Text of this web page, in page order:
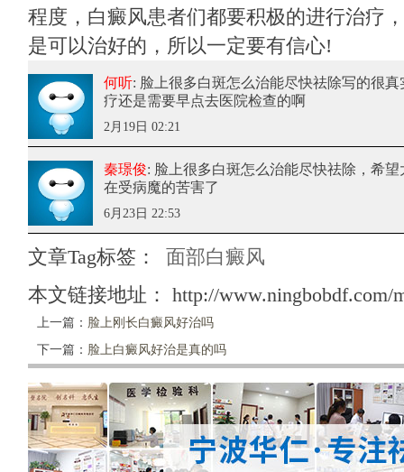
程度，白癜风患者们都要积极的进行治疗
是可以治好的，所以一定要有信心!
何听: 脸上很多白斑怎么治能尽快祛除写的很真
疗还是需要早点去医院检查的啊
2月19日 02:21
秦璟俊: 脸上很多白斑怎么治能尽快祛除 ，希
在受病魔的苦害了
6月23日 22:53
文章Tag标签：
面部白癜风
本文链接地址： http://www.ningbobdf.com/
上一篇： 脸上刚长白癜风好治吗
下一篇： 脸上白癜风好治是真的吗